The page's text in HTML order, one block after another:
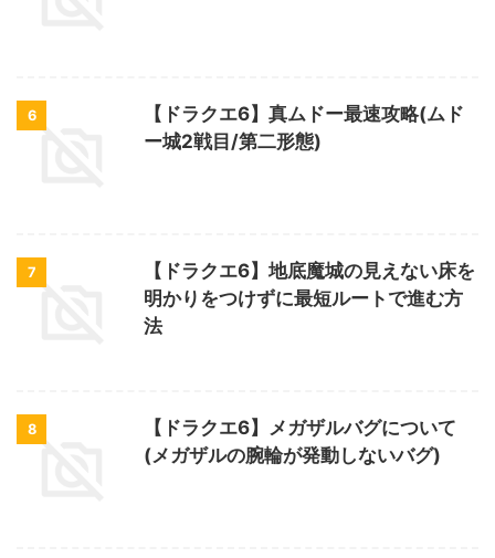
6
【ドラクエ6】真ムドー最速攻略(ムド
ー城2戦目/第二形態)
7
【ドラクエ6】地底魔城の見えない床を
明かりをつけずに最短ルートで進む方
法
8
【ドラクエ6】メガザルバグについて
(メガザルの腕輪が発動しないバグ)